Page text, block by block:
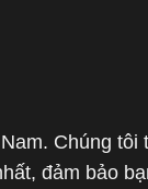
Chúng tôi
đảm bảo